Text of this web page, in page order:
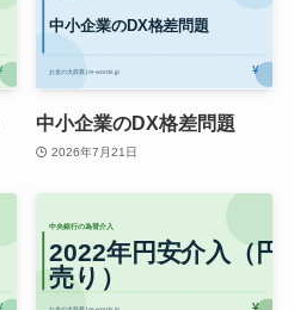
中小企業のDX格差問題
2026年7月21日